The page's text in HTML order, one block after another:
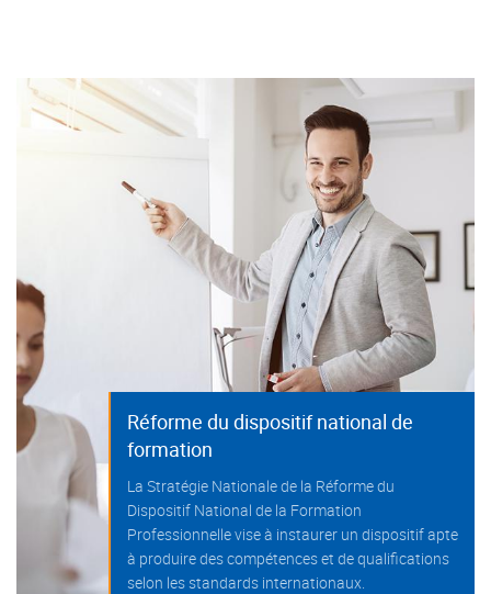
Réforme du dispositif national de
formation
La Stratégie Nationale de la Réforme du
Dispositif National de la Formation
Professionnelle vise à instaurer un dispositif apte
à produire des compétences et de qualifications
selon les standards internationaux.